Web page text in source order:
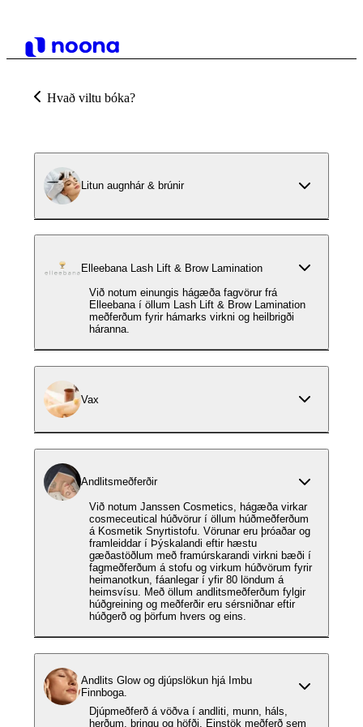
Hvað viltu bóka?
Litun augnhár & brúnir
Elleebana Lash Lift & Brow Lamination
Við notum einungis hágæða fagvörur frá
Elleebana í öllum Lash Lift & Brow Lamination
meðferðum fyrir hámarks virkni og heilbrigði
háranna.
Vax
Andlitsmeðferðir
Við notum Janssen Cosmetics, hágæða virkar
cosmeceutical húðvörur í öllum húðmeðferðum
á Kosmetik Snyrtistofu. Vörunar eru þróaðar og
framleiddar í Þýskalandi eftir hæstu
gæðastöðlum með framúrskarandi virkni bæði í
fagmeðferðum á stofu og virkum húðvörum fyrir
heimanotkun, fáanlegar í yfir 80 löndum á
heimsvísu. Með öllum andlitsmeðferðum fylgir
húðgreining og meðferðir eru sérsniðnar eftir
húðgerð og þörfum hvers og eins.
Andlits Glow og djúpslökun hjá Imbu
Finnboga.
Djúpmeðferð á vöðva í andliti, munn, háls,
herðum, bringu og höfði. Einstök meðferð sem